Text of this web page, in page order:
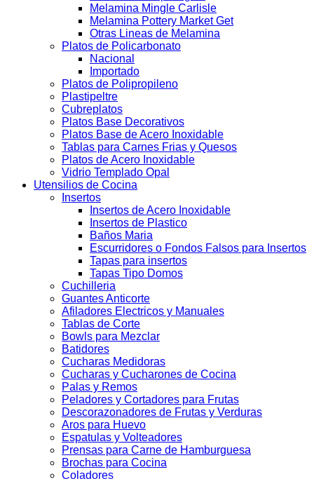
Melamina Mingle Carlisle
Melamina Pottery Market Get
Otras Lineas de Melamina
Platos de Policarbonato
Nacional
Importado
Platos de Polipropileno
Plastipeltre
Cubreplatos
Platos Base Decorativos
Platos Base de Acero Inoxidable
Tablas para Carnes Frias y Quesos
Platos de Acero Inoxidable
Vidrio Templado Opal
Utensilios de Cocina
Insertos
Insertos de Acero Inoxidable
Insertos de Plastico
Baños Maria
Escurridores o Fondos Falsos para Insertos
Tapas para insertos
Tapas Tipo Domos
Cuchilleria
Guantes Anticorte
Afiladores Electricos y Manuales
Tablas de Corte
Bowls para Mezclar
Batidores
Cucharas Medidoras
Cucharas y Cucharones de Cocina
Palas y Remos
Peladores y Cortadores para Frutas
Descorazonadores de Frutas y Verduras
Aros para Huevo
Espatulas y Volteadores
Prensas para Carne de Hamburguesa
Brochas para Cocina
Coladores